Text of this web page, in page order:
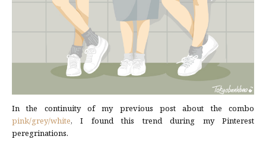
In the continuity of my previous post about the combo
pink/grey/white, I found this trend during my Pinterest
peregrinations.